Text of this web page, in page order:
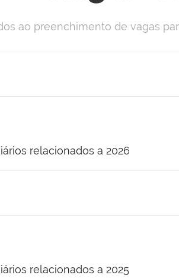
ao preenchimento de vagas
relacionados a 2026
relacionados a 2025